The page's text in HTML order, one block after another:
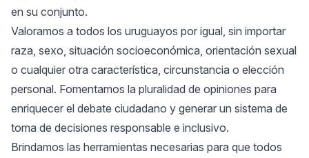
en su conjunto.
Valoramos a todos los uruguayos por igual, sin importar
raza, sexo, situación socioeconómica, orientación sexual
o cualquier otra característica, circunstancia o elección
personal. Fomentamos la pluralidad de opiniones para
enriquecer el debate ciudadano y generar un sistema de
toma de decisiones responsable e inclusivo.
Brindamos las herramientas necesarias para que todos